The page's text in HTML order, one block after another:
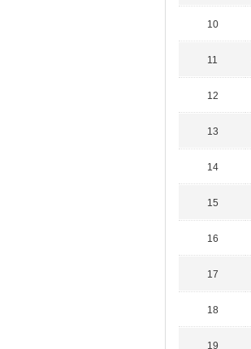
10
11
12
13
14
15
16
17
18
19